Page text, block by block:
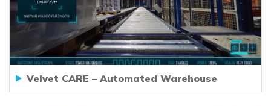
Velvet CARE – Automated Warehouse